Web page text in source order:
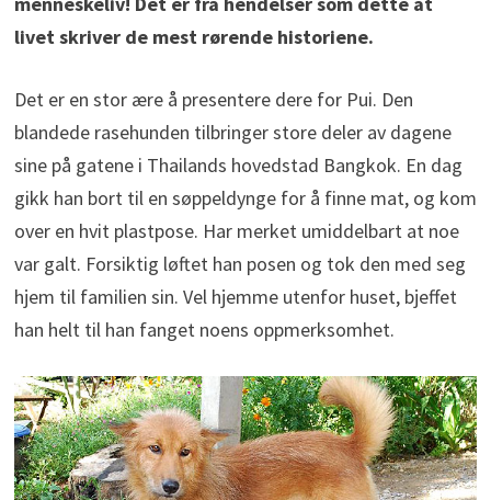
livet skriver de mest rørende historiene.
Det er en stor ære å presentere dere for Pui. Den
blandede rasehunden tilbringer store deler av dagene
sine på gatene i Thailands hovedstad Bangkok. En dag
gikk han bort til en søppeldynge for å finne mat, og kom
over en hvit plastpose. Har merket umiddelbart at noe
var galt. Forsiktig løftet han posen og tok den med seg
hjem til familien sin. Vel hjemme utenfor huset, bjeffet
han helt til han fanget noens oppmerksomhet.